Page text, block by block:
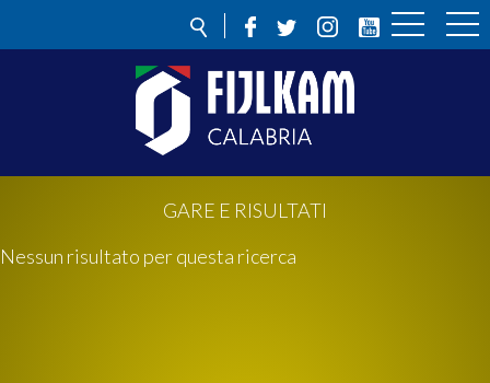
GARE E RISULTATI
Nessun risultato per questa ricerca